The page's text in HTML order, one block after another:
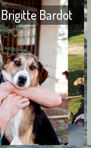
Je
Fenwick,
à l’âge
Bardot